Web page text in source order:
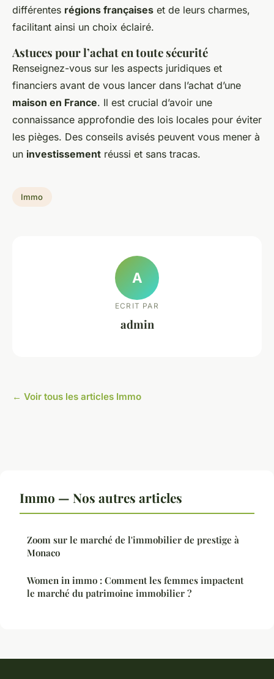
différentes régions françaises et de leurs charmes,
facilitant ainsi un choix éclairé.
Astuces pour l’achat en toute sécurité
Renseignez-vous sur les aspects juridiques et
financiers avant de vous lancer dans l’achat d’une
maison en France. Il est crucial d’avoir une
connaissance approfondie des lois locales pour éviter
les pièges. Des conseils avisés peuvent vous mener à
un investissement réussi et sans tracas.
Immo
A
ECRIT PAR
admin
← Voir tous les articles Immo
Immo — Nos autres articles
Zoom sur le marché de l'immobilier de prestige à
Monaco
Women in immo : Comment les femmes impactent
le marché du patrimoine immobilier ?